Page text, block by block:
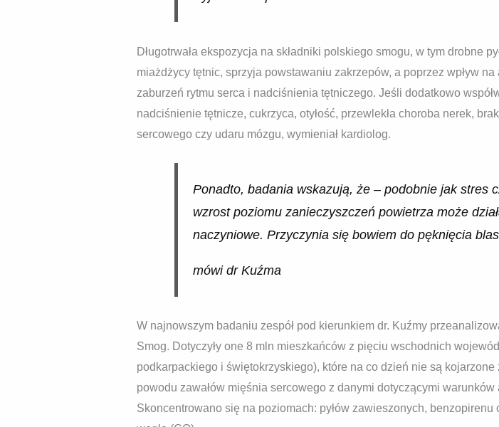
Długotrwała ekspozycja na składniki polskiego smogu, w tym drobne
miażdżycy tętnic, sprzyja powstawaniu zakrzepów, a poprzez wpływ
zaburzeń rytmu serca i nadciśnienia tętniczego. Jeśli dodatkowo
nadciśnienie tętnicze, cukrzyca, otyłość, przewlekła choroba nerek,
sercowego czy udaru mózgu, wymieniał kardiolog.
Ponadto, badania wskazują, że – podobnie jak stres
wzrost poziomu zanieczyszczeń powietrza może
naczyniowe. Przyczynia się bowiem do pęknięcia
mówi dr Kuźma
W najnowszym badaniu zespół pod kierunkiem dr. Kuźmy
Smog. Dotyczyły one 8 mln mieszkańców z pięciu wschodnich
podkarpackiego i świętokrzyskiego), które na co dzień nie są
powodu zawałów mięśnia sercowego z danymi dotyczącymi
Skoncentrowano się na poziomach: pyłów zawieszonych,